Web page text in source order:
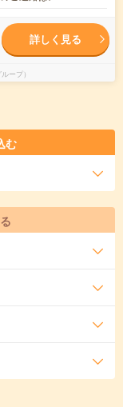
詳しく見る
ープ）
む